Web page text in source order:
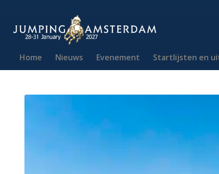
Home Nieuws Evenement Startlijsten en